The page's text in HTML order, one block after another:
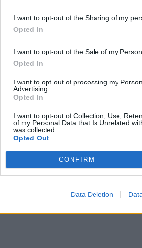
I want to opt-out of the Sharing of my
Opted In
I want to opt-out of the Sale of my
Opted In
I want to opt-out of processing my
Advertising.
Opted In
I want to opt-out of Collection, Use,
of my Personal Data that Is Unrelated
was collected.
Opted Out
CONFIRM
Data Deletion